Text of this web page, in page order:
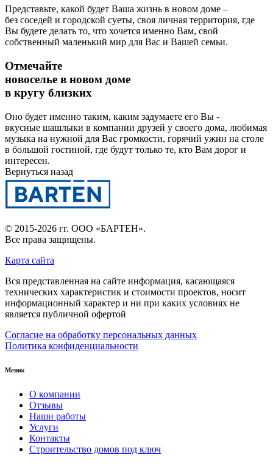
Представьте, какой будет Ваша жизнь в новом доме –
без соседей и городской суеты, своя личная территория, где
Вы будете делать то, что хочется именно Вам, свой
собственный маленький мир для Вас и Вашей семьи.
Отмечайте
новоселье в новом доме
в кругу близких
Оно будет именно таким, каким задумаете его Вы -
вкусные шашлыки в компании друзей у своего дома, любимая
музыка на нужной для Вас громкости, горячий ужин на столе
в большой гостиной, где будут только те, кто Вам дорог и
интересен.
Вернуться назад
© 2015-2026 гг. ООО «БАРТЕН».
Все права защищены.
Карта сайта
Вся представленная на сайте информация, касающаяся
технических характеристик и стоимости проектов, носит
информационный характер и ни при каких условиях не
является публичной офертой
Согласие на обработку персональных данных
Политика конфиденциальности
Меню:
О компании
Отзывы
Наши работы
Услуги
Контакты
Строительство домов под ключ